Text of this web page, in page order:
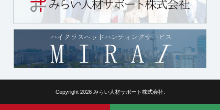
Copyright 2026 みらい人材サポート株式会社.